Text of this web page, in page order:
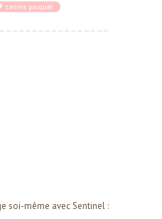
tanins parquet
soi-même avec Sentinel :